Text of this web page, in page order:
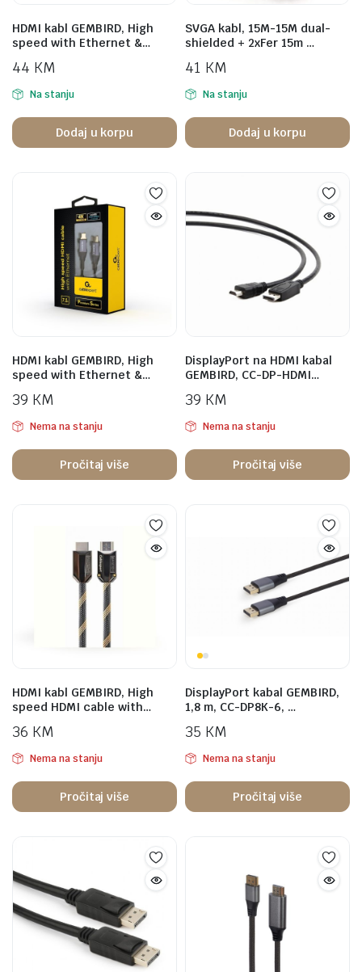
HDMI kabl GEMBIRD, High
speed with Ethernet &…
44 KM
Na stanju
Dodaj u korpu
SVGA kabl, 15M-15M dual-
shielded + 2xFer 15m …
41 KM
Na stanju
Dodaj u korpu
HDMI kabl GEMBIRD, High
speed with Ethernet &…
39 KM
Nema na stanju
Pročitaj više
DisplayPort na HDMI kabal
GEMBIRD, CC-DP-HDMI…
39 KM
Nema na stanju
Pročitaj više
HDMI kabl GEMBIRD, High
speed HDMI cable with…
36 KM
Nema na stanju
Pročitaj više
DisplayPort kabal GEMBIRD,
1,8 m, CC-DP8K-6, …
35 KM
Nema na stanju
Pročitaj više